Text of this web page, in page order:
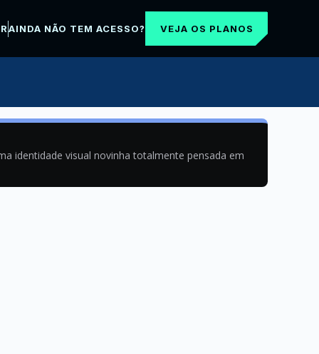
AINDA NÃO TEM ACESSO? VEJA OS PLANOS
identidade visual novinha totalmente pensada em